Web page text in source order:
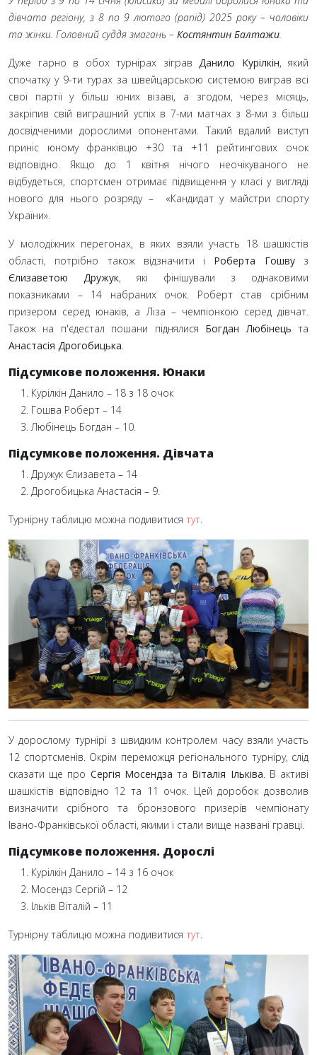
дівчата регіону, з 8 по 9 лютого (рапід) 2025 року – чоловіки
та жінки. Головний суддя змагань – Костянтин Балтажи.
Дуже гарно в обох турнірах зіграв Данило Курілкін, який
спочатку у 9-ти турах за швейцарською системою виграв всі
свої партії у більш юних візаві, а згодом, через місяць,
закріпив свій виграшний успіх в 7-ми матчах з 8-ми з більш
досвідченими дорослими опонентами. Такий вдалий виступ
приніс юному франківцю +30 та +11 рейтингових очок
відповідно. Якщо до 1 квітня нічого неочікуваного не
відбудеться, спортсмен отримає підвищення у класі у вигляді
нового для нього розряду – «Кандидат у майстри спорту
України».
У молодіжних перегонах, в яких взяли участь 18 шашкістів
області, потрібно також відзначити і Роберта Гошвуз
Єлизаветою Дружук, які фінішували з однаковими
показниками
– 14 набраних очок. Роберт став срібним
призером серед юнаків, а Ліза – чемпіонкою серед дівчат.
Також на п'єдестал пошани піднялися Богдан Любінець та
Анастасія Дрогобицька.
Підсумкове положення. Юнаки
Курілкін Данило – 18 з 18 очок
Гошва Роберт – 14
Любінець Богдан – 10.
Підсумкове положення. Дівчата
Дружук Єлизавета – 14
Дрогобицька Анастасія – 9.
Турнірну таблицю можна подивитися тут.
У дорослому турнірі з швидким контролем часу взяли участь
12 спортсменів. Окрім переможця регіонального турніру, слід
сказати ще про Сергія Мосендза та Віталія Ільківа . В активі
шашкістів відповідно 12 та 11 очок. Цей доробок дозволив
визначити срібного та бронзового призерів чемпіонату
Івано-Франківської області, якими і стали вище названі гравці.
Підсумкове положення. Дорослі
Курілкін Данило – 14 з 16 очок
Мосендз Сергій – 12
Ільків Віталій – 11
Турнірну таблицю можна подивитися тут